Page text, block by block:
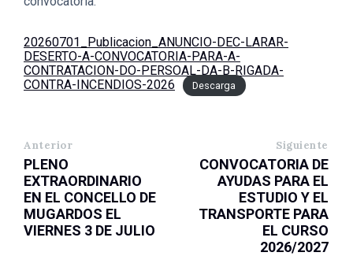
20260701_Publicacion_ANUNCIO-DEC-LARAR-
DESERTO-A-CONVOCATORIA-PARA-A-
CONTRATACION-DO-PERSOAL-DA-B-RIGADA-
CONTRA-INCENDIOS-2026
Descarga
Anterior
PLENO
EXTRAORDINARIO
EN EL CONCELLO DE
MUGARDOS EL
VIERNES 3 DE JULIO
Siguiente
CONVOCATORIA DE
AYUDAS PARA EL
ESTUDIO Y EL
TRANSPORTE PARA
EL CURSO
2026/2027